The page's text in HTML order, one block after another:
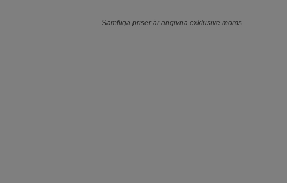
Samtliga priser är angivna exklusive moms.